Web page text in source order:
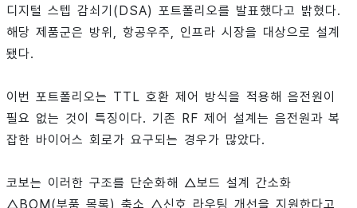
디지털 스텝 감쇠기(DSA) 포트폴리오를 발표했다고 밝혔다.
해당 제품군은 방위, 항공우주, 인프라 시장을 대상으로 설계
됐다.
이번 포트폴리오는 TTL 호환 제어 방식을 적용해 음전원이
필요 없는 것이 특징이다. 기존 RF 제어 설계는 음전원과 복
잡한 바이어스 회로가 요구되는 경우가 많았다.
코보는 이러한 구조를 단순화해 △보드 설계 간소화
△BOM(부품 목록) 축소 △신호 라우팅 개선을 지원한다고